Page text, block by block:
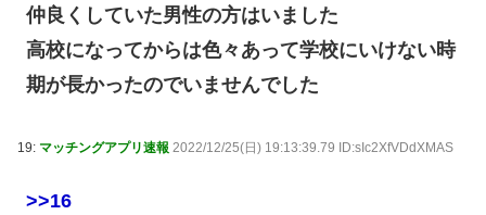
仲良くしていた男性の方はいました
高校になってからは色々あって学校にいけない時
期が長かったのでいませんでした
19: マッチングアプリ速報 2022/12/25(日) 19:13:39.79 ID:sIc2XfVDdXMAS
>>16